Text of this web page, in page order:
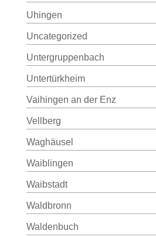
Uhingen
Uncategorized
Untergruppenbach
Untertürkheim
Vaihingen an der Enz
Vellberg
Waghäusel
Waiblingen
Waibstadt
Waldbronn
Waldenbuch